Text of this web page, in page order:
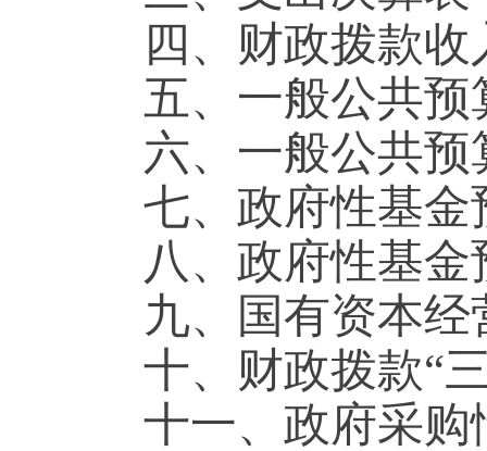
四、财政拨款
五、一般公共
六、一般公共
七、政府性基
八、政府性基
九、国有资本
十、财政拨款“
十一、政府采购